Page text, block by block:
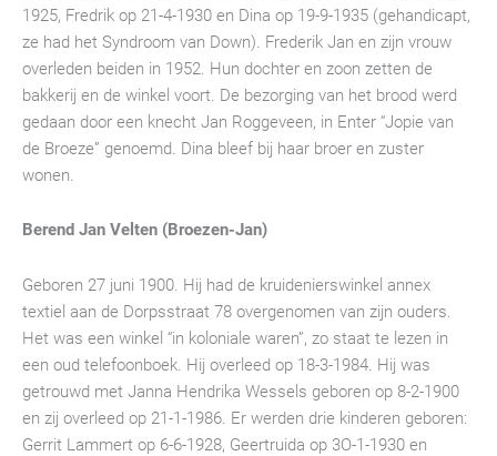
1925, Fredrik op 21-4-1930 en Dina op 19-9-1935 (gehandicapt,
ze had het Syndroom van Down). Frederik Jan en zijn vrouw
overleden beiden in 1952. Hun dochter en zoon zetten de
bakkerij en de winkel voort. De bezorging van het brood werd
gedaan door een knecht Jan Roggeveen, in Enter “Jopie van
de Broeze” genoemd. Dina bleef bij haar broer en zuster
wonen.
Berend Jan Velten (Broezen-Jan)
Geboren 27 juni 1900. Hij had de kruidenierswinkel annex
textiel aan de Dorpsstraat 78 overgenomen van zijn ouders.
Het was een winkel “in koloniale waren”, zo staat te lezen in
een oud telefoonboek. Hij overleed op 18-3-1984. Hij was
getrouwd met Janna Hendrika Wessels geboren op 8-2-1900
en zij overleed op 21-1-1986. Er werden drie kinderen geboren:
Gerrit Lammert op 6-6-1928, Geertruida op 3O-1-1930 en